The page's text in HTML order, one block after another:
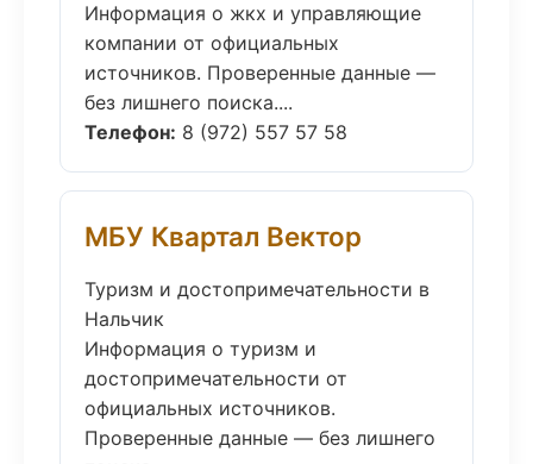
Информация о жкх и управляющие
компании от официальных
источников. Проверенные данные —
без лишнего поиска....
Телефон: 8 (972) 557 57 58
МБУ Квартал Вектор
Туризм и достопримечательности в
Нальчик
Информация о туризм и
достопримечательности от
официальных источников.
Проверенные данные — без лишнего